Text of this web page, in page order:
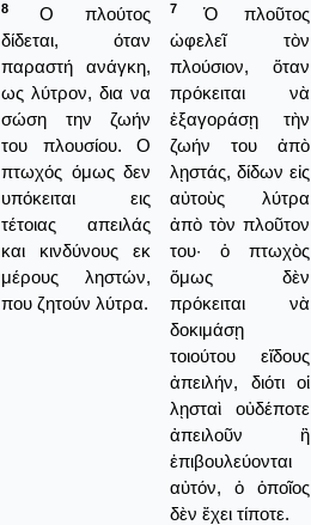
8
Ο πλούτος
δίδεται, όταν
παραστή ανάγκη,
ως λύτρον, δια να
σώση την ζωήν
του πλουσίου. Ο
πτωχός όμως δεν
υπόκειται εις
τέτοιας απειλάς
και κινδύνους εκ
μέρους ληστών,
που ζητούν λύτρα.
7
Ὁ πλοῦτος
ὠφελεῖ τὸν
πλούσιον, ὅταν
πρόκειται νὰ
ἐξαγοράσῃ τὴν
ζωήν του ἀπὸ
λῃστάς, δίδων εἰς
αὐτοὺς λύτρα
ἀπὸ τὸν πλοῦτον
του· ὁ πτωχὸς
ὅμως δὲν
πρόκειται νὰ
δοκιμάσῃ
τοιούτου εἴδους
ἀπειλήν, διότι οἱ
λῃσταὶ οὐδέποτε
ἀπειλοῦν ἢ
ἐπιβουλεύονται
αὐτόν, ὁ ὁποῖος
δὲν ἔχει τίποτε.